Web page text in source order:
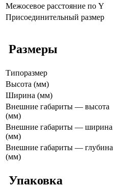
Межосевое расстояние по Y
Присоединительный размер
Размеры
Типоразмер
Высота (мм)
Ширина (мм)
Внешние габариты — высота
(мм)
Внешние габариты — ширина
(мм)
Внешние габариты — глубина
(мм)
Упаковка